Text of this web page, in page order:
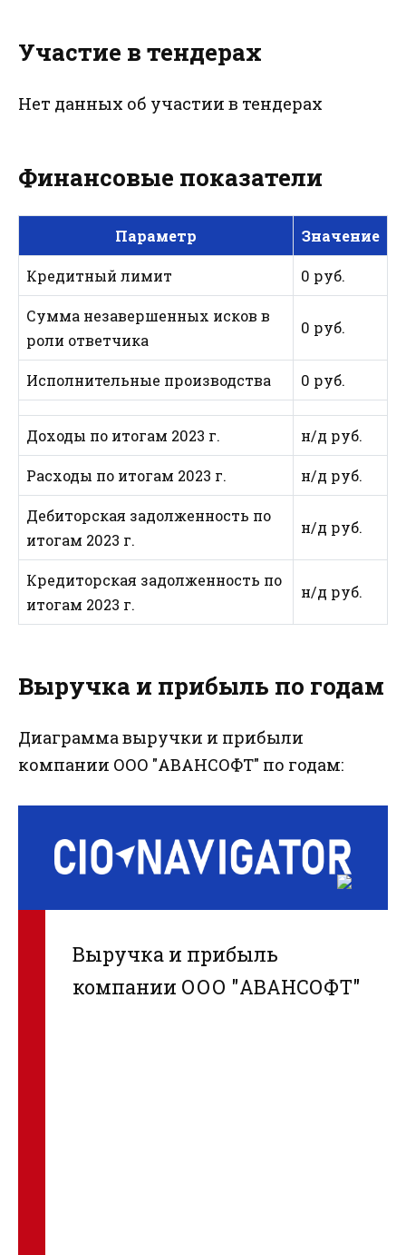
Участие в тендерах
Нет данных об участии в тендерах
Финансовые показатели
Параметр Значение
Кредитный лимит 0 руб.
Сумма незавершенных исков в
роли ответчика
0 руб.
Исполнительные производства 0 руб.
Доходы по итогам 2023 г. н/д руб.
Расходы по итогам 2023 г. н/д руб.
Дебиторская задолженность по
итогам 2023 г.
н/д руб.
Кредиторская задолженность по
итогам 2023 г.
н/д руб.
Выручка и прибыль по годам
Диаграмма выручки и прибыли
компании ООО "АВАНСОФТ" по годам:
Выручка и прибыль
компании ООО "АВАНСОФТ"